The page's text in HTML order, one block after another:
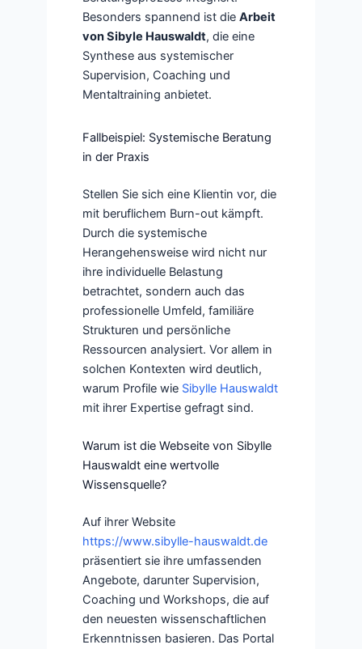
Besonders spannend ist dieArbeit
von Sibyle Hauswaldt, die eine
Synthese aus systemischer
Supervision, Coaching und
Mentaltraining anbietet.
Fallbeispiel: Systemische Beratung
in der Praxis
Stellen Sie sich eine Klientin vor, die
mit beruflichem Burn-out kämpft.
Durch die systemische
Herangehensweise wird nicht nur
ihre individuelle Belastung
betrachtet, sondern auch das
professionelle Umfeld, familiäre
Strukturen und persönliche
Ressourcen analysiert. Vor allem in
solchen Kontexten wird deutlich,
warum Profile wie Sibylle Hauswaldt
mit ihrer Expertise gefragt sind.
Warum ist die Webseite von Sibylle
Hauswaldt eine wertvolle
Wissensquelle?
Auf ihrer Website
https://www.sibylle-hauswaldt.de
präsentiert sie ihre umfassenden
Angebote, darunter Supervision,
Coaching und Workshops, die auf
den neuesten wissenschaftlichen
Erkenntnissen basieren. Das Portal